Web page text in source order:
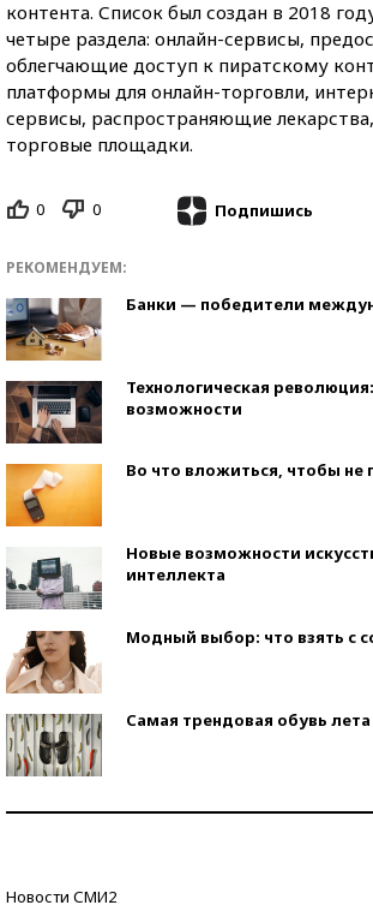
контента. Список был создан в 2018
четыре раздела: онлайн-сервисы,
облегчающие доступ к пиратскому
платформы для онлайн-торговли,
сервисы, распространяющие
торговые площадки.
0 0 Подпишись
РЕКОМЕНДУЕМ:
Банки — победители
Технологическая
возможности
Во что вложиться, чтобы не
Новые возможности
интеллекта
Модный выбор: что взять с
Самая трендовая обувь лета
Новости СМИ2